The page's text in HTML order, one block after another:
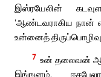
இஸ்ரயேலின்
‘ஆண்டவராகிய நான்
உன்னைத்
7 உன் தலைவன்
இங்ஙனம்,